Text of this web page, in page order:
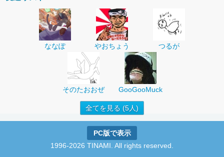
ななぽ やおちょう つるが
そのたおおぜ GooGooMuck
全てを見る (5人)
PC版で表示
1996-2026 TINAMI. All rights reserved.